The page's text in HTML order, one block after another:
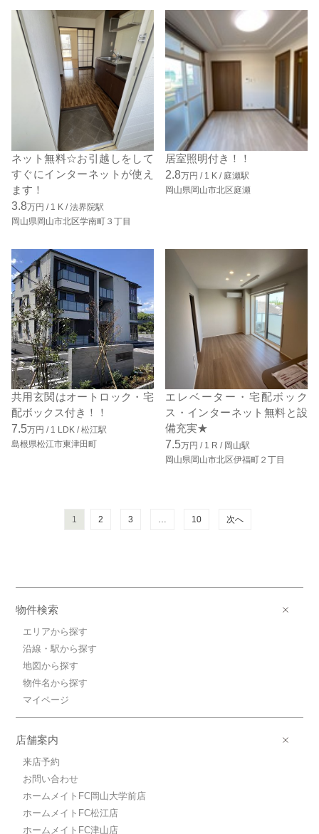
ネット無料☆お引越しをして
すぐにインターネットが使え
ます！
3.8万円 / 1 K /法界院駅
岡山県岡山市北区学南町３丁目
居室照明付き！！
2.8万円 / 1 K / 庭瀬駅
岡山県岡山市北区庭瀬
共用玄関はオートロック・宅
配ボックス付き！！
7.5万円 / 1 LDK /松江駅
島根県松江市東津田町
エレベーター・宅配ボック
ス・インターネット無料と設
備充実★
7.5万円 / 1 R / 岡山駅
岡山県岡山市北区伊福町２丁目
1 2 3 10 次へ
物件検索
エリアから探す
沿線・駅から探す
地図から探す
物件名から探す
マイページ
店舗案内
来店予約
お問い合わせ
ホームメイトFC岡山大学前店
ホームメイトFC松江店
ホームメイトFC津山店